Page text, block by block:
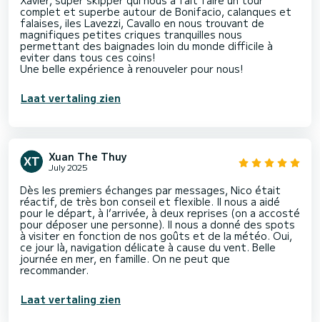
complet et superbe autour de Bonifacio, calanques et
falaises, iles Lavezzi, Cavallo en nous trouvant de
magnifiques petites criques tranquilles nous
permettant des baignades loin du monde difficile à
eviter dans tous ces coins!
Une belle expérience à renouveler pour nous!
Laat vertaling zien
Xuan The Thuy
July 2025
Dès les premiers échanges par messages, Nico était
réactif, de très bon conseil et flexible. Il nous a aidé
pour le départ, à l’arrivée, à deux reprises (on a accosté
pour déposer une personne). Il nous a donné des spots
à visiter en fonction de nos goûts et de la météo. Oui,
ce jour là, navigation délicate à cause du vent. Belle
journée en mer, en famille. On ne peut que
recommander.
Laat vertaling zien